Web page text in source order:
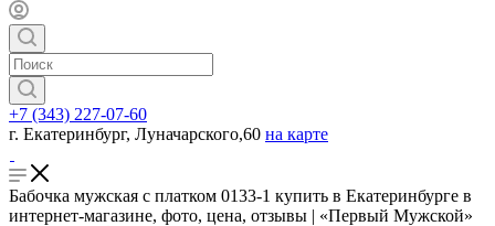
+7 (343) 227-07-60
г. Екатеринбург, Луначарского,60 на карте
Бабочка мужская с платком 0133-1 купить в Екатеринбурге в
интернет-магазине, фото, цена, отзывы | «Первый Мужской»